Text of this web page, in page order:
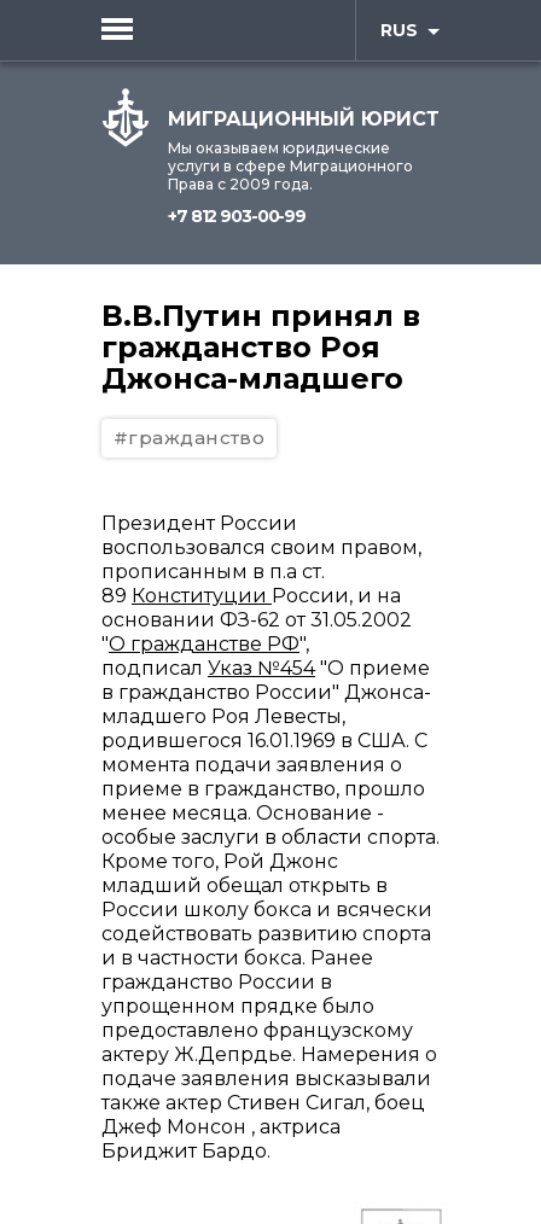
RUS
МИГРАЦИОННЫЙ ЮРИСТ
Мы оказываем юридические
услуги в сфере Миграционного
Права с 2009 года.
+7 812 903-00-99
В.В.Путин принял в
гражданство Роя
Джонса-младшего
#гражданство
Президент России
воспользовался своим правом,
прописанным в п.а ст.
89 Конституции России, и на
основании ФЗ-62 от 31.05.2002
"О гражданстве РФ",
подписал Указ №454"О приеме
в гражданство России" Джонса-
младшего Роя Левесты,
родившегося 16.01.1969 в США. С
момента подачи заявления о
приеме в гражданство, прошло
менее месяца. Основание -
особые заслуги в области спорта.
Кроме того, Рой Джонс
младший обещал открыть в
России школу бокса и всячески
содействовать развитию спорта
и в частности бокса. Ранее
гражданство России в
упрощенном прядке было
предоставлено французскому
актеру Ж.Депрдье. Намерения о
подаче заявления высказывали
также актер Стивен Сигал, боец
Джеф Монсон , актриса
Бриджит Бардо.